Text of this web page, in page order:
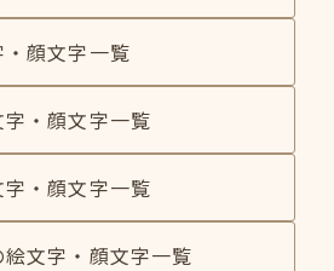
顔文字一覧
・顔文字一覧
・顔文字一覧
文字・顔文字一覧